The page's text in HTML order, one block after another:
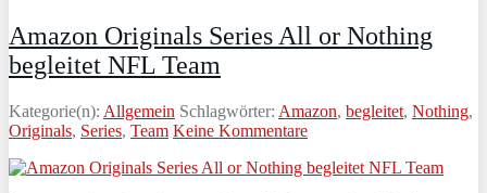
Amazon Originals Series All or Nothing
begleitet NFL Team
Kategorie(n): Allgemein Schlagwörter: Amazon, begleitet, Nothing,
Originals, Series, Team Keine Kommentare